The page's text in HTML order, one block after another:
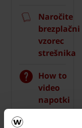
Naročite
brezplačni
vzorec
strešnika
How to
video
napotki